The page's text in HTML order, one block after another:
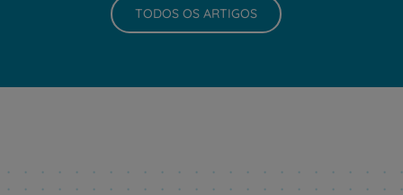
TODOS OS ARTIGOS